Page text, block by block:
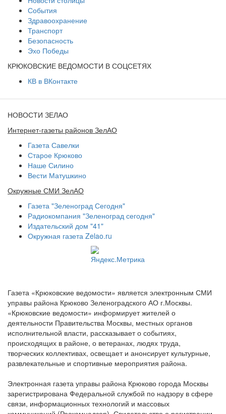
События
Здравоохранение
Транспорт
Безопасность
Эхо Победы
КРЮКОВСКИЕ ВЕДОМОСТИ В СОЦСЕТЯХ
КВ в ВКонтакте
НОВОСТИ ЗЕЛАО
Интернет-газеты районов ЗелАО
Газета Савелки
Старое Крюково
Наше Силино
Вести Матушкино
Окружные СМИ ЗелАО
Газета "Зеленоград Сегодня"
Радиокомпания "Зеленоград сегодня"
Издательский дом "41"
Окружная газета Zelao.ru
Газета «Крюковские ведомости» является электронным СМИ
управы района Крюково Зеленоградского АО г.Москвы.
«Крюковские ведомости» информирует жителей о
деятельности Правительства Москвы, местных органов
исполнительной власти, рассказывает о событиях,
происходящих в районе, о ветеранах, людях труда,
творческих коллективах, освещает и анонсирует культурные,
развлекательные и спортивные мероприятия района.
Электронная газета управы района Крюково города Москвы
зарегистрирована Федеральной службой по надзору в сфере
связи, информационных технологий и массовых